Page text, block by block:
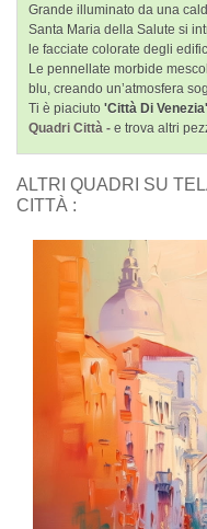
Grande illuminato da una
Santa Maria della Salute si
le facciate colorate degli
Le pennellate morbide
blu, creando un’atmosfera
Ti è piaciuto 'Città Di Venezia'
Quadri Città - e trova altri
ALTRI QUADRI SU
CITTÀ :